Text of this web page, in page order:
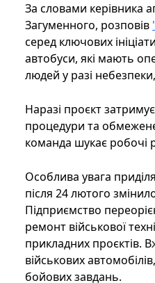
За словами керівника
Загуменного, розповів
серед ключових
автобуси, які мають
людей у разі
Наразі проєкт
процедури та
команда шукає робочі
Особлива увага
після 24 лютого
Підприємство
ремонт військової
прикладних проєктів.
військових
бойових завдань.